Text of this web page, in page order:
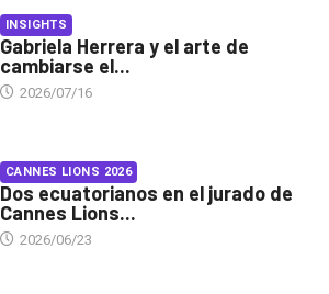
INSIGHTS
Gabriela Herrera y el arte de
cambiarse el...
2026/07/16
CANNES LIONS 2026
Dos ecuatorianos en el jurado de
Cannes Lions...
2026/06/23